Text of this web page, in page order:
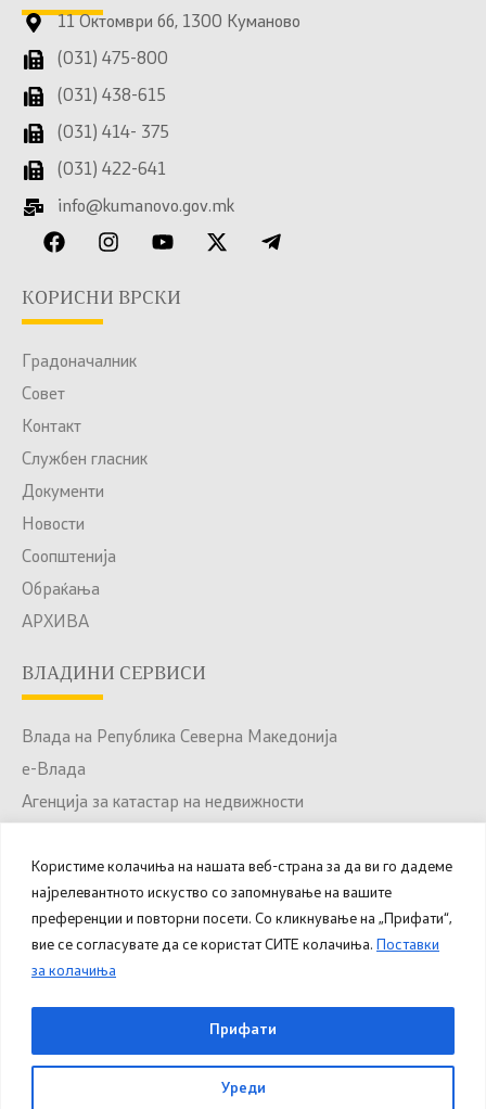
Користиме колачиња на нашата веб-страна за да ви го дадеме
најрелевантното искуство со запомнување на вашите
преференции и повторни посети. Со кликнување на „Прифати“,
вие се согласувате да се користат СИТЕ колачиња. Поставки
за колачиња
Уреди
Прифати
11 Октомври бб, 1300 Куманово
(031) 475-800
(031) 438-615
(031) 414- 375
(031) 422-641
info@kumanovo.gov.mk
КОРИСНИ ВРСКИ
Градоначалник
Совет
Контакт
Службен гласник
Документи
Новости
Соопштенија
Обраќања
АРХИВА
ВЛАДИНИ СЕРВИСИ
Влада на Република Северна Македонија
е-Влада
Агенција за катастар на недвижности
Портал за отворени податоци
Национален Портал за е-Услуги
© 2025 – 2026 Општина Куманово. Сите права
Министерство за дигитална